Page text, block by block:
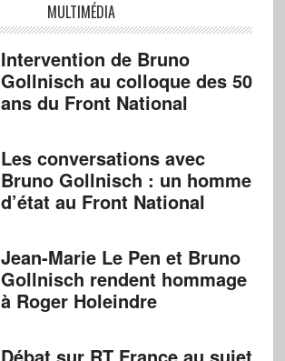
MULTIMÉDIA
Intervention de Bruno
Gollnisch au colloque des 50
ans du Front National
Les conversations avec
Bruno Gollnisch : un homme
d’état au Front National
Jean-Marie Le Pen et Bruno
Gollnisch rendent hommage
à Roger Holeindre